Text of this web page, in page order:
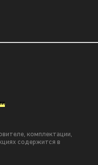
комплектации,
содержится в